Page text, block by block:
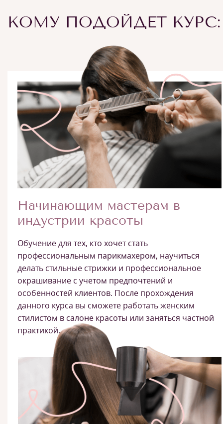
КОМУ ПОДОЙДЕТ КУРС:
Начинающим мастерам в
индустрии красоты
Обучение для тех, кто хочет стать
профессиональным парикмахером, научиться
делать стильные стрижки и профессиональное
окрашивание с учетом предпочтений и
особенностей клиентов. После прохождения
данного курса вы сможете работать женским
стилистом в салоне красоты или заняться частной
практикой.